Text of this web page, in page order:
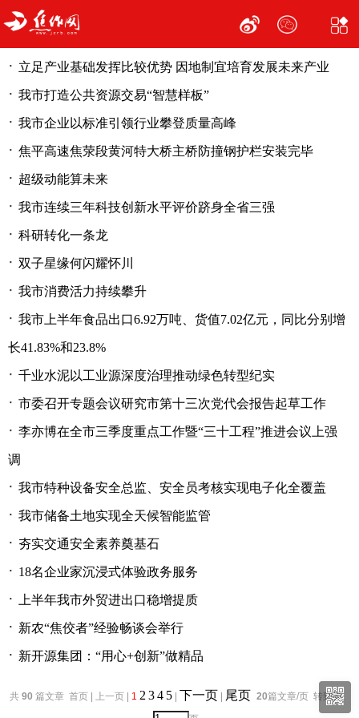
· 立足产业基础发挥比较优势 因地制宜培育发展未来产业
· 我市打造公共资源交易“智慧样板”
· 我市企业以标准引领行业攀登质量高峰
· 焦平高速焦荥段黄河特大桥主桥防撞钢护栏安装完毕
· 超级动能算未来
· 我市连续三年科技创新水平评价跻身全省三强
· 科研转化一条龙
· 双子星缘何闪耀怀川
· 我市消费活力持续攀升
· 我市上半年食品出口6.92万吨、货值7.02亿元，同比分别增
长41.83%和23.8%
· 千业水泥以工业源深度治理推动绿色转型纪实
· 市委召开专题会议研究市第十三次党代会报告起草工作
· 李亦博在全市三季度重点工作暨“三十工程”推进会议上强
调
· 我市特种设备安全总监、安全员考核实现电子化全覆盖
· 我市储备土地实现全天候智能监管
· 夯实交通安全素养奠基石
· 18名企业家沉浸式体验政务服务
· 上半年我市外贸进出口稳增提质
· 新农“焦佼者”经验畅谈会举行
· 新开源集团：“用心+创新”做精品
共 90 篇文章 首页 | 上一页 | 1 2 34 5 下一页 尾页 20篇文章/页 转到第